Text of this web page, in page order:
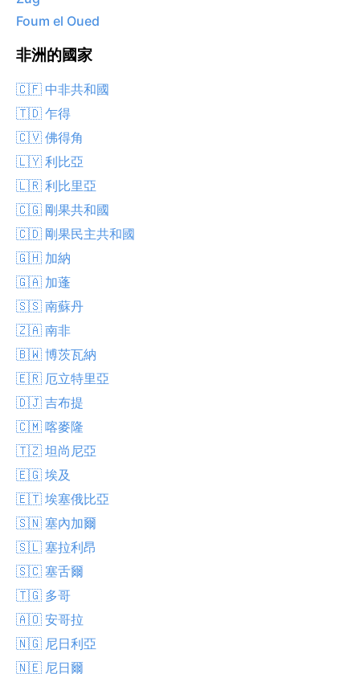
Foum el Oued
非洲的國家
🇨🇫 中非共和國
🇹🇩 乍得
🇨🇻 佛得角
🇱🇾 利比亞
🇱🇷 利比里亞
🇨🇬 剛果共和國
🇨🇩 剛果民主共和國
🇬🇭 加納
🇬🇦 加蓬
🇸🇸 南蘇丹
🇿🇦 南非
🇧🇼 博茨瓦納
🇪🇷 厄立特里亞
🇩🇯 吉布提
🇨🇲 喀麥隆
🇹🇿 坦尚尼亞
🇪🇬 埃及
🇪🇹 埃塞俄比亞
🇸🇳 塞內加爾
🇸🇱 塞拉利昂
🇸🇨 塞舌爾
🇹🇬 多哥
🇦🇴 安哥拉
🇳🇬 尼日利亞
🇳🇪 尼日爾